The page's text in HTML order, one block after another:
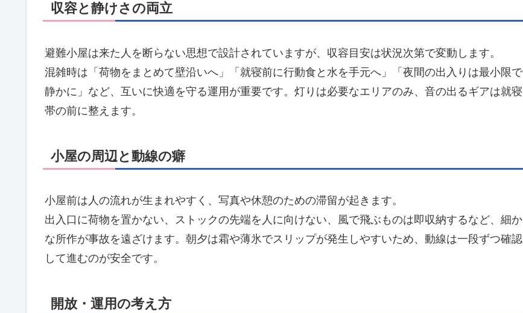
収容と静けさの両立
避難小屋は来た人を断らない思想で設計されていますが、収容目安は状況次第で変動します。
混雑時は「荷物をまとめて壁沿いへ」「就寝前に行動食と水を手元へ」「夜間の出入りは最小限で
静かに」など、互いに快適を守る運用が重要です。灯りは必要なエリアのみ、音の出るギアは就寝
帯の前に整えます。
小屋の周辺と動線の癖
小屋前は人の流れが生まれやすく、写真や休憩のための滞留が起きます。
出入口に荷物を置かない、ストックの先端を人に向けない、風で飛ぶものは即収納するなど、細か
な所作が事故を遠ざけます。朝夕は霜や薄氷でスリップが発生しやすいため、動線は一段ずつ確認
して進むのが安全です。
開放・運用の考え方